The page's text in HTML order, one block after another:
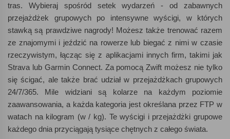
tras. Wybieraj spośród setek wydarzeń - od zabawnych
przejażdżek grupowych po intensywne wyścigi, w których
stawką są prawdziwe nagrody! Możesz także trenować razem
ze znajomymi i jeździć na rowerze lub biegać z nimi w czasie
rzeczywistym, łącząc się z aplikacjami innych firm, takimi jak
Strava lub Garmin Connect. Za pomocą Zwift możesz nie tylko
się ścigać, ale także brać udział w przejażdżkach grupowych
24/7/365. Mile widziani są kolarze na każdym poziomie
zaawansowania, a każda kategoria jest określana przez FTP w
watach na kilogram (w / kg). Te wyścigi i przejażdżki grupowe
każdego dnia przyciągają tysiące chętnych z całego świata.